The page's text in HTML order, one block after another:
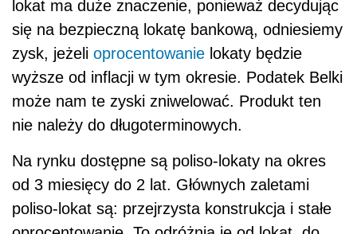
oprocentowanie. To odróżnia je od lokat, do
których banki często zachęcają wysokim
oprocentowaniem, a w rzeczywistości, po
dokładnym przeczytaniu regulaminu, że
wysokieodsetkinaliczane są tylko podczas
okresu promocyjnego. Poliso-lokaty polecane
są jako forma krótkoterminowej, bezpiecznej
inwestycji dla osób nie lubiących ryzyka,
oszczędzających na lokatach bankowych.